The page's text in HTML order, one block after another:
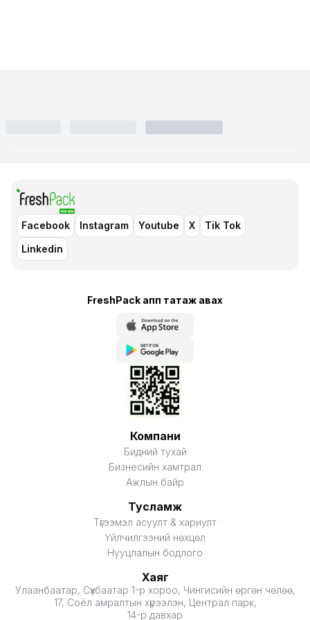
Facebook Instagram Youtube X
Tik Tok
Linkedin
FreshPack апп татаж авaх
Компани
Бидний тухай
Бизнесийн хамтрал
Ажлын байр
Тусламж
Түгээмэл асуулт & хариулт
Үйлчилгээний нөхцөл
Нууцлалын бодлого
Хаяг
Улаанбаатар, Сүхбаатар 1-р хороо, Чингисийн өргөн чөлөө,
17, Соёл амралтын хүрээлэн, Централ парк,
14-р давхар